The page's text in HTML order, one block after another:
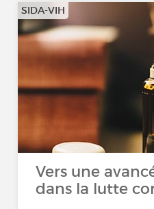
SIDA-VIH
Vers une
dans la lutte